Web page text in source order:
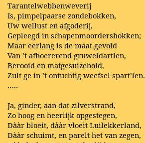
Tarantelwebbenweverij
Is, pimpelpaarse zondebokken,
Uw wellust en afgoderij,
Gepleegd in schapenmoordershokken;
Maar eerlang is de maat gevold
Van ’t afhoererend gruweldartlen,
Berooid en matgesuizebold,
Zult ge in ’t ontuchtig weefsel spart’len.
…..
Ja, ginder, aan dat zilverstrand,
Zo hoog en heerlijk opgestegen,
Dààr bloeit, dààr vloeit Luilekkerland,
Dààr schuimt, en parelt het van zegen,